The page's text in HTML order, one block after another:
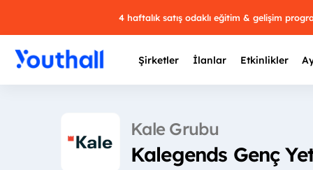
4 haftalık satış odaklı eğitim & gelişim
Şirketler İlanlar Etkinlikler
Kale Grubu
Kalegends Genç